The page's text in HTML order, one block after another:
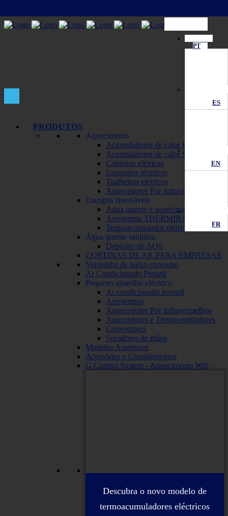
PT
ES
EN
FR
PRODUTOS
Aquecimento
Acumuladores de calor ECOMBI
Acumuladores de calor SOLAR
Caldeiras elétricas
Emissores térmicos
Toalheiros elétricos
Aquecedores Por Infravermelhos
Energias renováveis
Água quente e aquecimento solar
Aerotermia THERMIRA Monobloc
Termoacumulador elétrico solar
Água quente sanitária
Depósito de AQS
CORTINAS DE AR PARA EMPRESAS
Ventoinha de baixo consumo
Ar Condicionado Portatil
Pequeno aparelho eléctrico
Ar condicionado portatil
Aerotermos
Aquecedores Por Infravermelhos
Aquecedores e Termoventiladores
Convectores
Secadores de mãos
Modelos Anteriores
Acessórios e Complementos
G Control System - Aquecimento Wifi
Descubra o novo modelo de
termoacumuladores eléctricos